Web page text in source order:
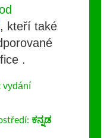
, kteří také
.
vydání
ಕನ್ನಡ